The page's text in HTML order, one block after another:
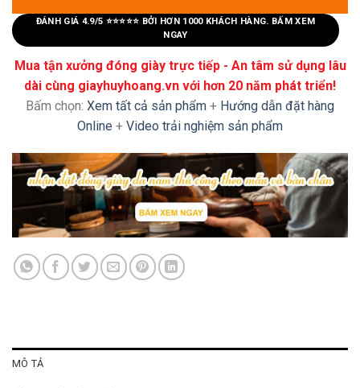
ĐÁNH GIÁ 4.9/5 ⭐⭐⭐⭐⭐ BỞI HƠN 1000 KHÁCH HÀNG. BẤM XEM
NGAY
Mua tận xưởng đóng giày trực tiếp - An tâm sử dụng lâu
dài cùng giayhuyhoang.vn với hơn 20 năm phát triển!
Bấm chọn: Xem tất cả sản phẩm + Hướng dẫn đặt hàng
Online + Video trải nghiệm sản phẩm
MÔ TẢ